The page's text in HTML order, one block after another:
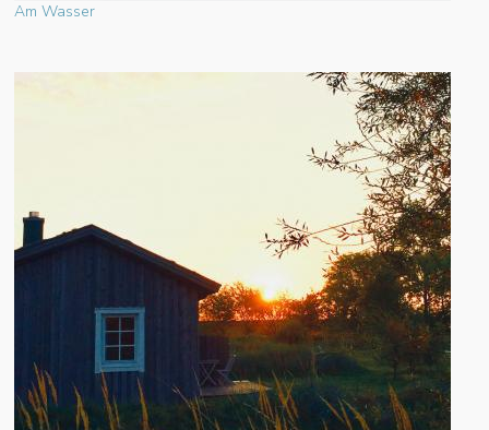
Am Wasser